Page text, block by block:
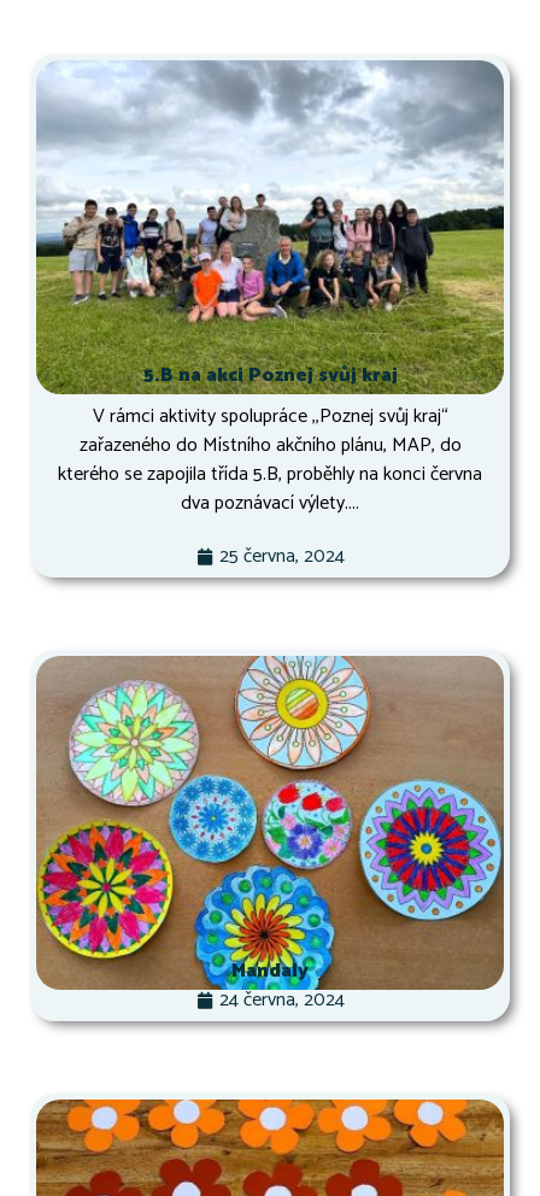
5.B na akci Poznej svůj kraj
V rámci aktivity spolupráce ,,Poznej svůj kraj“
zařazeného do Místního akčního plánu, MAP, do
kterého se zapojila třída 5.B, proběhly na konci června
dva poznávací výlety....
25 června, 2024
Mandaly
24 června, 2024